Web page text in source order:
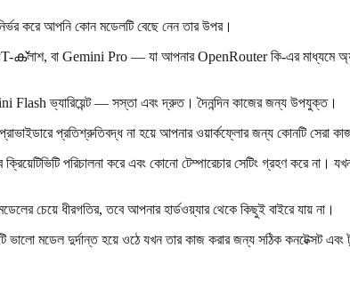
করে আপনি কোন মডেলটি বেছে নেন তার উপর।
বা Gemini Pro — যা আপনার OpenRouter কি-এর মাধ্যমে
ভ্যারিয়েন্ট — সস্তা এবং দ্রুত। দৈনন্দিন কাজের জন্য উপযুক্ত।
প্রতিশ্রুতিবদ্ধ না হয়ে আপনার ওয়ার্কফ্লোর জন্য কোনটি সেরা
পরিচালনা করে এবং কোনো টেম্পারেচার সেটিং গ্রহণ করে না।
চেয়ে ধীরগতির, তবে আপনার হার্ডওয়্যার থেকে কিছুই বাইরে যায় না।
মডেল দুর্দান্ত হয়ে ওঠে যখন তার কাজ করার জন্য সঠিক কনটেক্সট এবং